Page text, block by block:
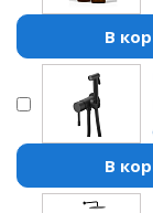
В
В